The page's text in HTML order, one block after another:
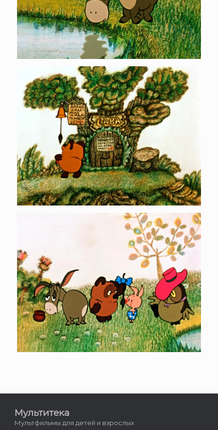
Мультитека
Мультфильмы для детей и взрослых